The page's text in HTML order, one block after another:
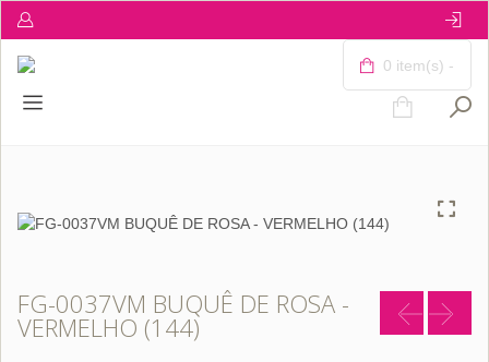
0 item(s) -
FG-0037VM BUQUÊ DE ROSA -
VERMELHO (144)